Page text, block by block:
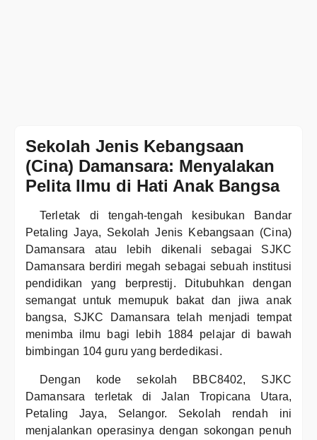
Sekolah Jenis Kebangsaan
(Cina) Damansara: Menyalakan
Pelita Ilmu di Hati Anak Bangsa
Terletak di tengah-tengah kesibukan Bandar
Petaling Jaya, Sekolah Jenis Kebangsaan (Cina)
Damansara atau lebih dikenali sebagai SJKC
Damansara berdiri megah sebagai sebuah institusi
pendidikan yang berprestij. Ditubuhkan dengan
semangat untuk memupuk bakat dan jiwa anak
bangsa, SJKC Damansara telah menjadi tempat
menimba ilmu bagi lebih 1884 pelajar di bawah
bimbingan 104 guru yang berdedikasi.
Dengan kode sekolah BBC8402, SJKC
Damansara terletak di Jalan Tropicana Utara,
Petaling Jaya, Selangor. Sekolah rendah ini
menjalankan operasinya dengan sokongan penuh